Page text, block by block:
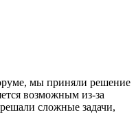
мы приняли решение
возможным из-за
сложные задачи,